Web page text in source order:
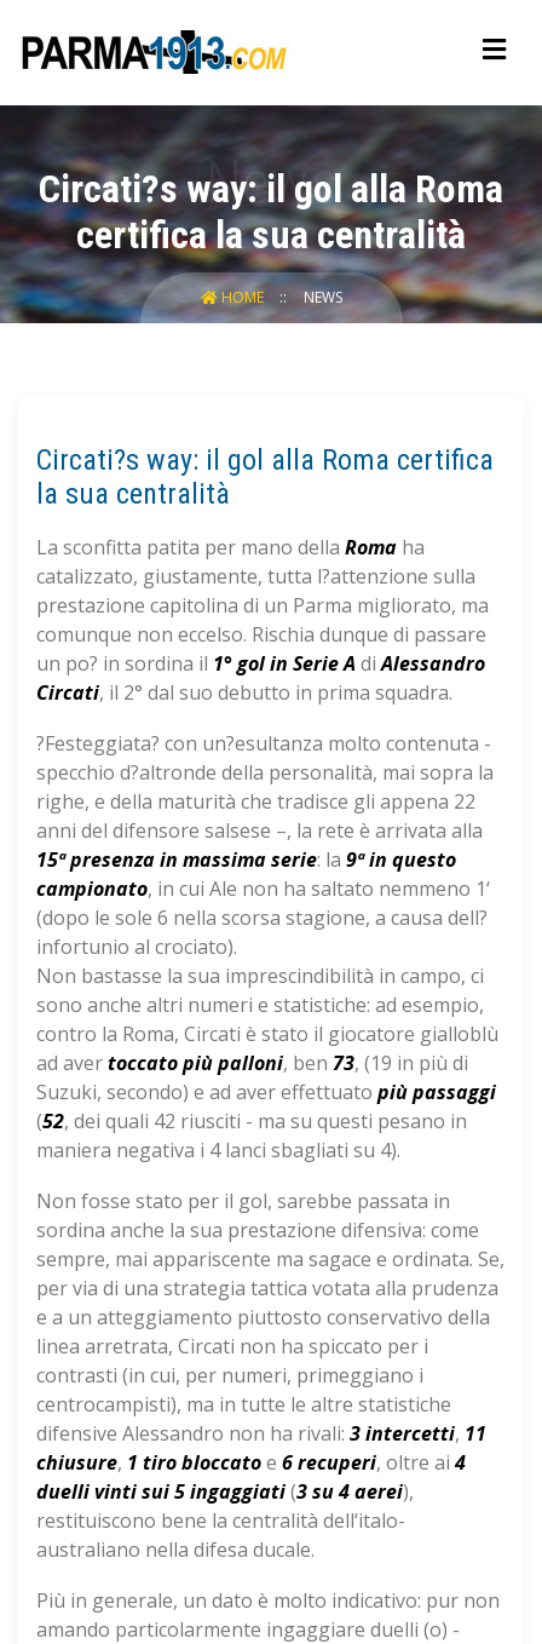
Circati?s way: il gol alla Roma
certifica la sua centralità
HOME NEWS
Circati?s way: il gol alla Roma certifica
la sua centralità
La sconfitta patita per mano della Roma ha
catalizzato, giustamente, tutta l?attenzione sulla
prestazione capitolina di un Parma migliorato, ma
comunque non eccelso. Rischia dunque di passare
un po? in sordina il 1° gol in Serie A diAlessandro
Circati, il 2° dal suo debutto in prima squadra.
?Festeggiata? con un?esultanza molto contenuta -
specchio d?altronde della personalità, mai sopra la
righe, e della maturità che tradisce gli appena 22
anni del difensore salsese –, la rete è arrivata alla
15ª presenzain massima serie: la 9ª in questo
campionato, in cui Ale non ha saltato nemmeno 1‘
(dopo le sole 6 nella scorsa stagione, a causa dell?
infortunio al crociato).
Non bastasse la sua imprescindibilità in campo, ci
sono anche altri numeri e statistiche: ad esempio,
contro la Roma, Circati è stato il giocatore gialloblù
ad avertoccato più palloni, ben 73, (19 in più di
Suzuki, secondo) e ad aver effettuato più passaggi
(52, dei quali 42 riusciti - ma su questi pesano in
maniera negativa i 4 lanci sbagliati su 4).
Non fosse stato per il gol, sarebbe passata in
sordina anche la sua prestazione difensiva: come
sempre, mai appariscente ma sagace e ordinata. Se,
per via di una strategia tattica votata alla prudenza
e a un atteggiamento piuttosto conservativo della
linea arretrata, Circati non ha spiccato per i
contrasti (in cui, per numeri, primeggiano i
centrocampisti), ma in tutte le altre statistiche
difensive Alessandro non ha rivali: 3 intercetti, 11
chiusure, 1 tiro bloccatoe 6 recuperi, oltre ai4
duelli vinti sui 5 ingaggiati(3 su 4 aerei),
restituiscono bene la centralità dell‘italo-
australiano nella difesa ducale.
Più in generale, un dato è molto indicativo: pur non
amando particolarmente ingaggiare duelli (o) -